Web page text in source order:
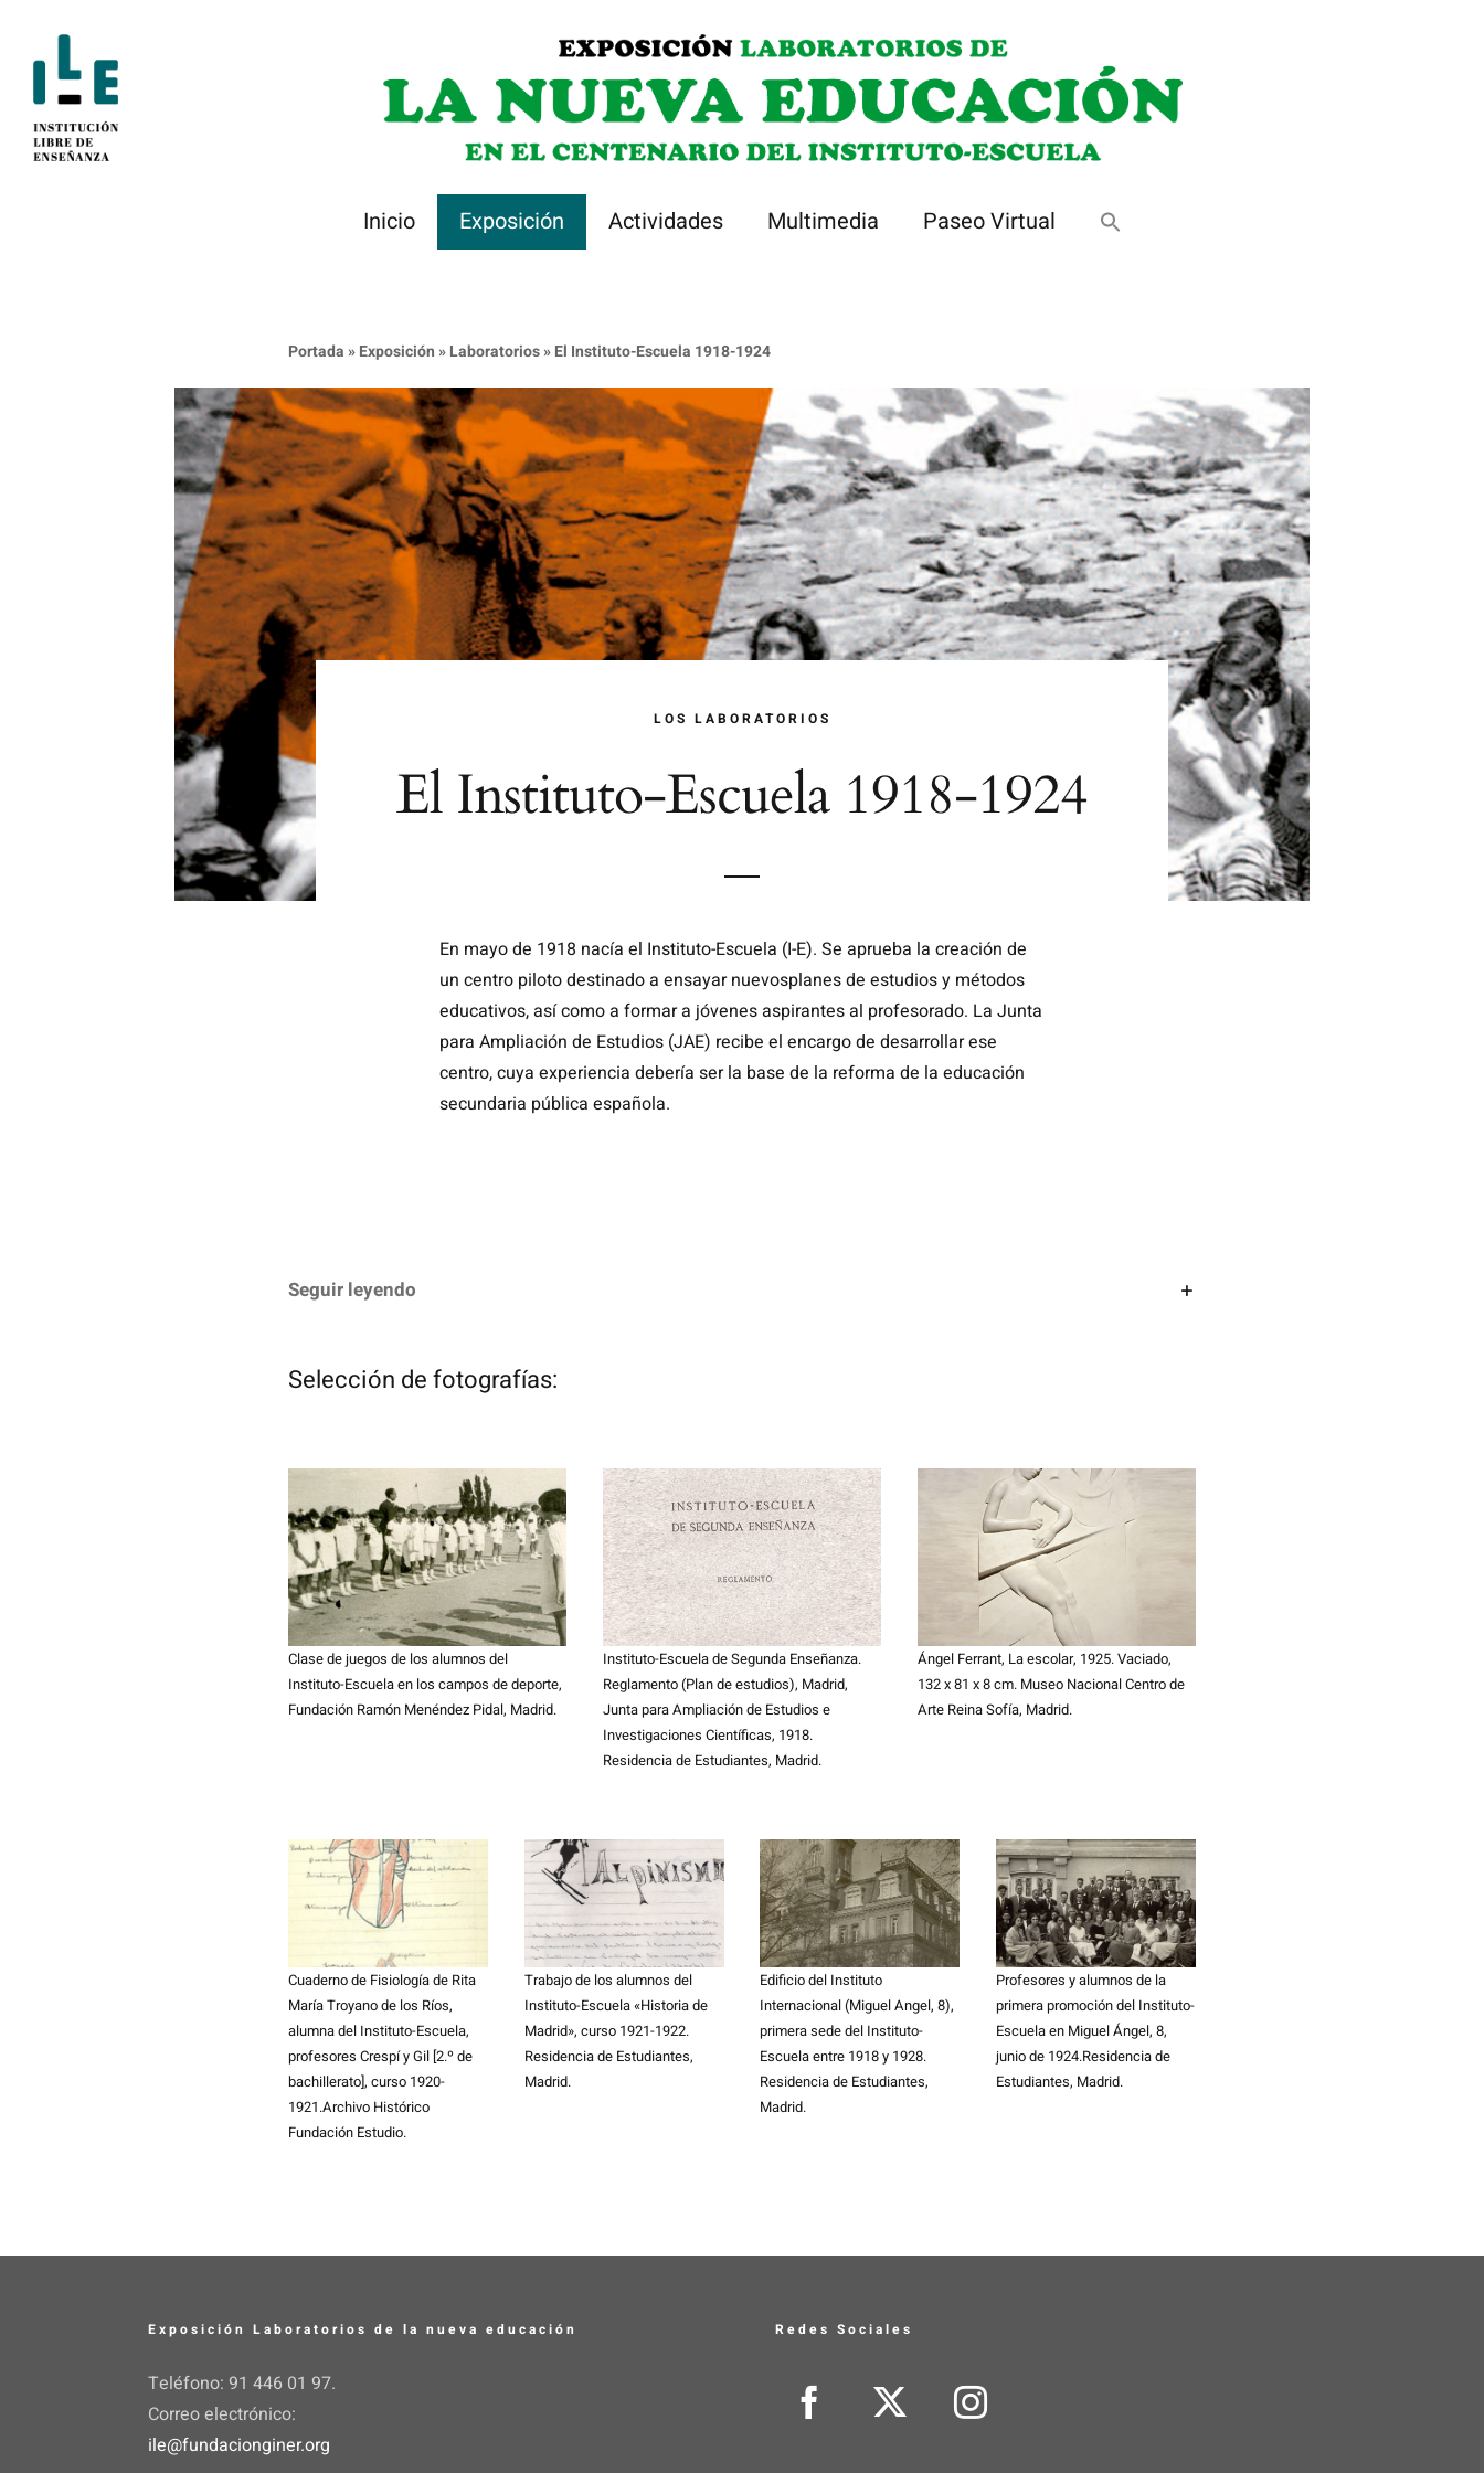
contenido
Inicio Exposición Actividades Multimedia Paseo Virtual
Portada »Exposición »Laboratorios»El Instituto-Escuela 1918-1924
LOS LABORATORIOS
El Instituto-Escuela 1918-1924
En mayo de 1918 nacía el Instituto-Escuela (I-E). Se aprueba la creación de
un centro piloto destinado a ensayar nuevosplanes de estudios y métodos
educativos, así como a formar a jóvenes aspirantes al profesorado. La Junta
para Ampliación de Estudios (JAE) recibe el encargo de desarrollar ese
centro, cuya experiencia debería ser la base de la reforma de la educación
secundaria pública española.
Seguir leyendo
Selección de fotografías:
Clase de juegos de los alumnos del
Instituto-Escuela en los campos de deporte,
Fundación Ramón Menéndez Pidal, Madrid.
Instituto-Escuela de Segunda Enseñanza.
Reglamento (Plan de estudios), Madrid,
Junta para Ampliación de Estudios e
Investigaciones Científicas, 1918.
Residencia de Estudiantes, Madrid.
Ángel Ferrant, La escolar, 1925. Vaciado,
132 x 81 x 8 cm. Museo Nacional Centro de
Arte Reina Sofía, Madrid.
Cuaderno de Fisiología de Rita
María Troyano de los Ríos,
alumna del Instituto-Escuela,
profesores Crespí y Gil [2.º de
bachillerato], curso 1920-
1921.Archivo Histórico
Fundación Estudio.
Trabajo de los alumnos del
Instituto-Escuela «Historia de
Madrid», curso 1921-1922.
Residencia de Estudiantes,
Madrid.
Edificio del Instituto
Internacional (Miguel Angel, 8),
primera sede del Instituto-
Escuela entre 1918 y 1928.
Residencia de Estudiantes,
Madrid.
Profesores y alumnos de la
primera promoción del Instituto-
Escuela en Miguel Ángel, 8,
junio de 1924.Residencia de
Estudiantes, Madrid.
Exposición Laboratorios de la nueva educación
Teléfono: 91 446 01 97.
Correo electrónico:
ile@fundacionginer.org
Redes Sociales